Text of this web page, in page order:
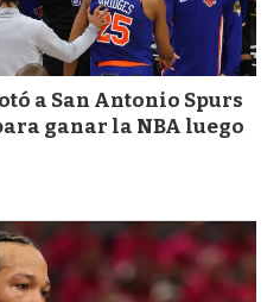
a San Antonio Spurs
ganar la NBA luego